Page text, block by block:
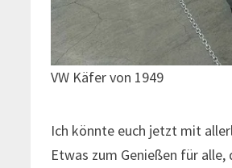
VW Käfer von 1949
Ich könnte euch jetzt mit
Etwas zum Genießen für